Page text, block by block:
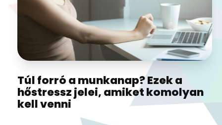
Túl forró a munkanap? Ezek a
hőstressz jelei, amiket komolyan
kell venni